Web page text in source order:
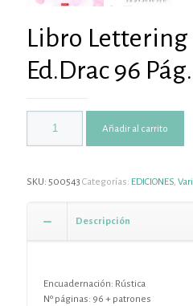
Libro
Ed.Drac 96 Pág.
Añadir al carrito
SKU: 500543 Categorías: EDICIONES,
Descripción
Encuadernación: Rústica
Nº páginas: 96 + patrones